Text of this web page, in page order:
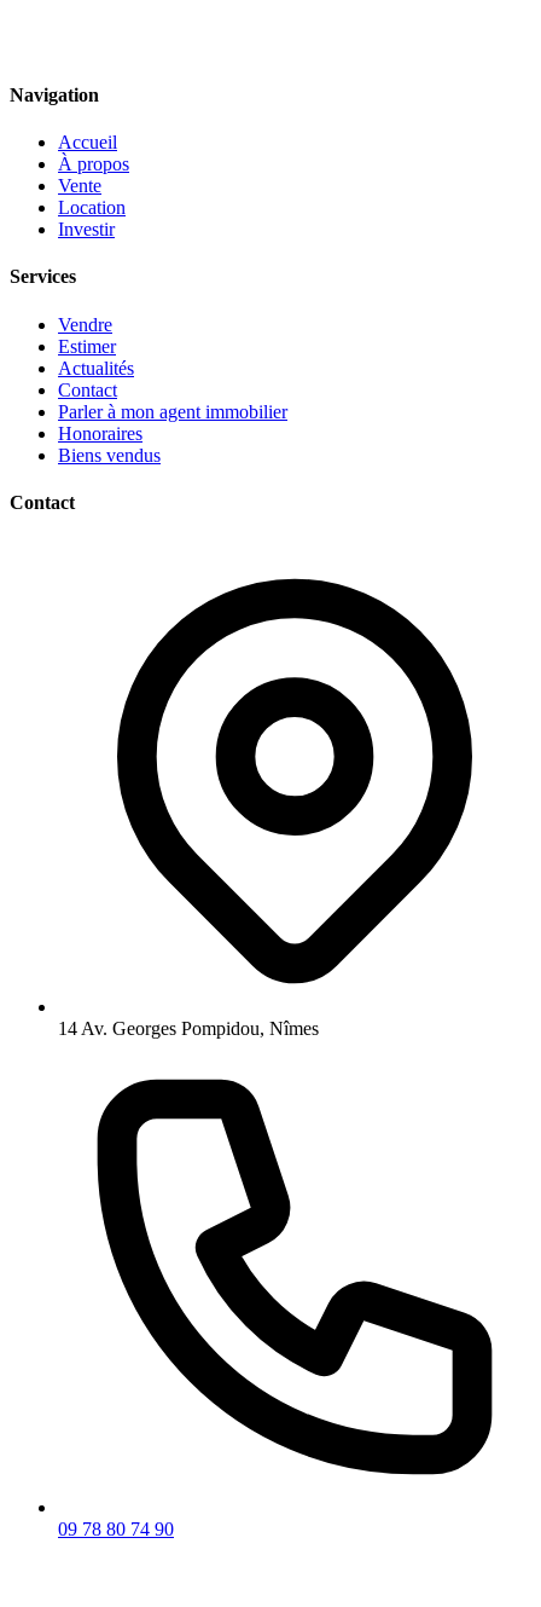
Navigation
Accueil
À propos
Vente
Location
Investir
Services
Vendre
Estimer
Actualités
Contact
Parler à mon agent immobilier
Honoraires
Biens vendus
Contact
14 Av. Georges Pompidou, Nîmes
09 78 80 74 90